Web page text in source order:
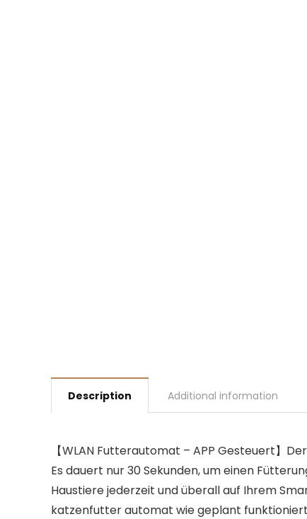
Description Additional information
【WLAN Futterautomat – APP Gesteuert】
Es dauert nur 30 Sekunden, um einen
Haustiere jederzeit und überall auf Ihrem
katzenfutter automat wie geplant